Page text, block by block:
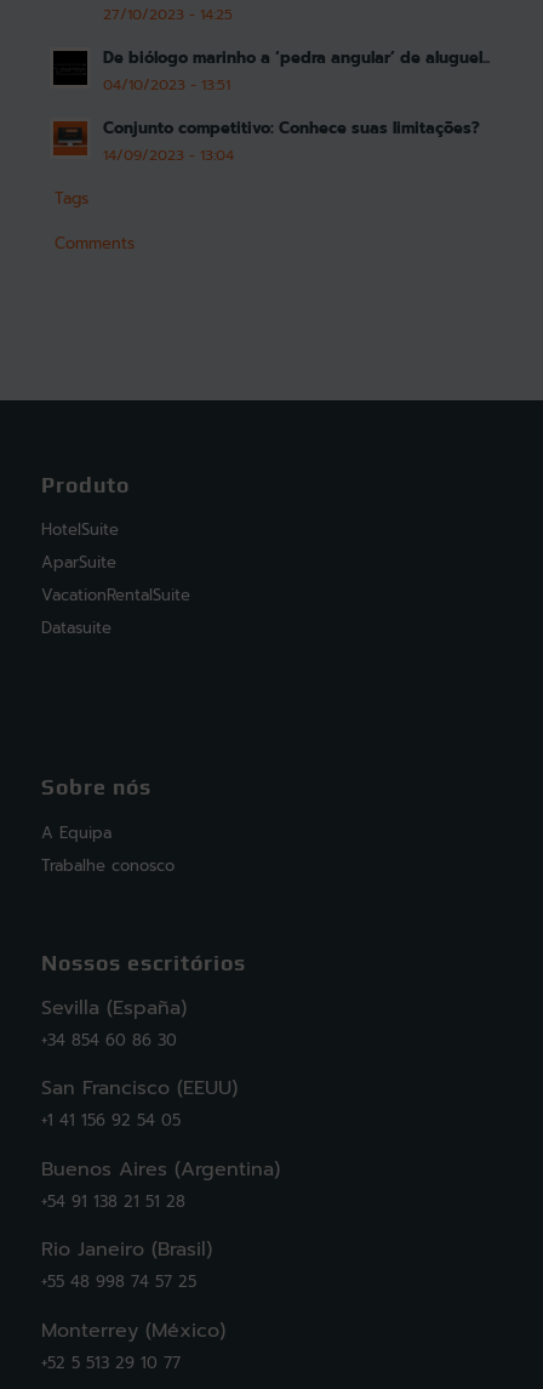
27/10/2023 - 14:25
De biólogo marinho a ‘pedra angular’ de aluguel...
04/10/2023 - 13:51
Conjunto competitivo: Conhece suas limitações?
14/09/2023 - 13:04
Tags
Comments
Produto
HotelSuite
AparSuite
VacationRentalSuite
Datasuite
Sobre nós
A Equipa
Trabalhe conosco
Nossos escritórios
Sevilla (España)
+34 854 60 86 30
San Francisco (EEUU)
+1 41 156 92 54 05
Buenos Aires (Argentina)
+54 91 138 21 51 28
Rio Janeiro (Brasil)
+55 48 998 74 57 25
Monterrey (México)
+52 5 513 29 10 77